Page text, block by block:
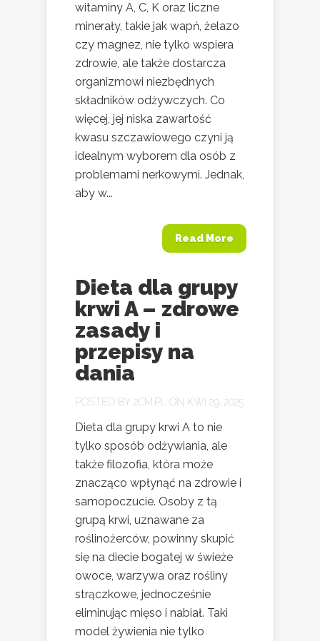
witaminy A, C, K oraz liczne
minerały, takie jak wapń, żelazo
czy magnez, nie tylko wspiera
zdrowie, ale także dostarcza
organizmowi niezbędnych
składników odżywczych. Co
więcej, jej niska zawartość
kwasu szczawiowego czyni ją
idealnym wyborem dla osób z
problemami nerkowymi. Jednak,
aby w...
Read More
Dieta dla grupy
krwi A – zdrowe
zasady i
przepisy na
dania
POSTED BY 2CM.PL ON KWI 29, 2025
Dieta dla grupy krwi A to nie
tylko sposób odżywiania, ale
także filozofia, która może
znacząco wpłynąć na zdrowie i
samopoczucie. Osoby z tą
grupą krwi, uznawane za
roślinożerców, powinny skupić
się na diecie bogatej w świeże
owoce, warzywa oraz rośliny
strączkowe, jednocześnie
eliminując mięso i nabiał. Taki
model żywienia nie tylko